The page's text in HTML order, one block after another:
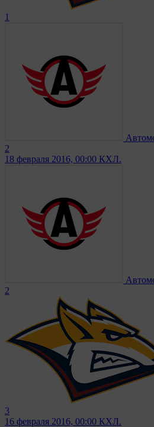
1
2
18 февраля 2016, 00:00 КХЛ.
2
3
16 февраля 2016, 00:00 КХЛ.